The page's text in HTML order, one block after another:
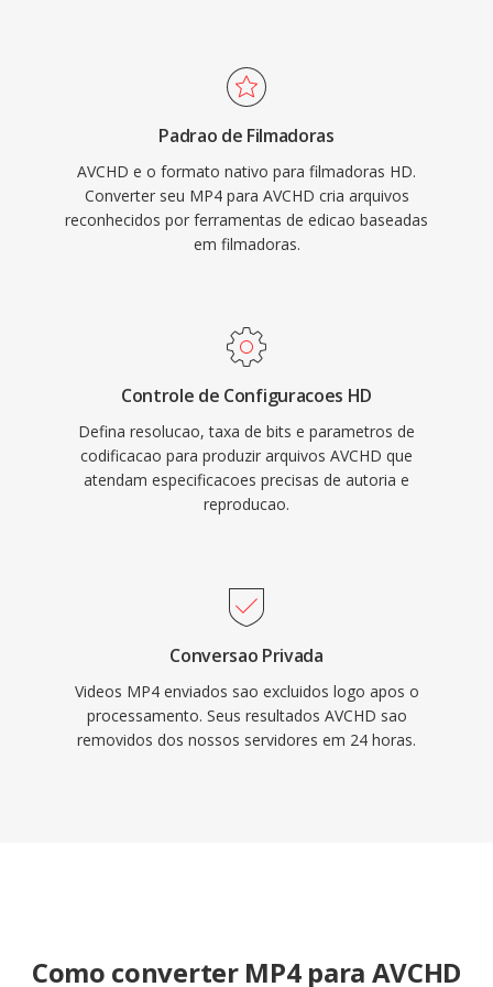
armazenamento limitado.
quanto de transmissão. A estrutura de diretorio
segue uma especificação rigorosa que inclui
arquivos de playlist para navegação entre clips
gravados, tornando-o compatível com players
de Blu-ray quando gravado em mídia de disco
compatível. Uma versão aprimorada, AVCHD
estereoscópico. O formato contínua
amplamente utilizado no mercado de
filmadoras é segue sendo suportado pelos
principais aplicativos de edição de vídeo.
Padrao de Filmadoras
AVCHD e o formato nativo para filmadoras HD.
Converter seu MP4 para AVCHD cria arquivos
reconhecidos por ferramentas de edicao baseadas
em filmadoras.
Controle de Configuracoes HD
Defina resolucao, taxa de bits e parametros de
codificacao para produzir arquivos AVCHD que
atendam especificacoes precisas de autoria e
reproducao.
Conversao Privada
Videos MP4 enviados sao excluidos logo apos o
processamento. Seus resultados AVCHD sao
removidos dos nossos servidores em 24 horas.
Como converter MP4 para AVCHD